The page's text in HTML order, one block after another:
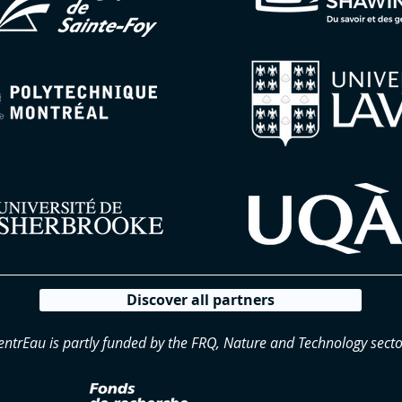
Discover all partners
is partly funded by the FRQ, Nature and Technology